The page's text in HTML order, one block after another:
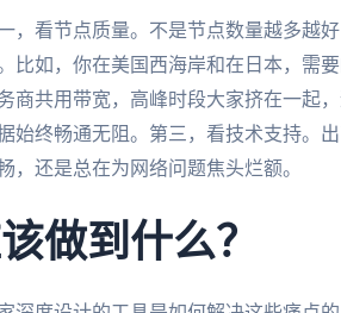
，看节点质量。不是节点数量越多越
比如，你在美国西海岸和在日本，需
共用带宽，高峰时段大家挤在一起，
始终畅通无阻。第三，看技术支持。
还是总在为网络问题焦头烂额。
做到什么？